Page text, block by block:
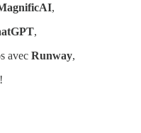
,
,
avec Runway,
!